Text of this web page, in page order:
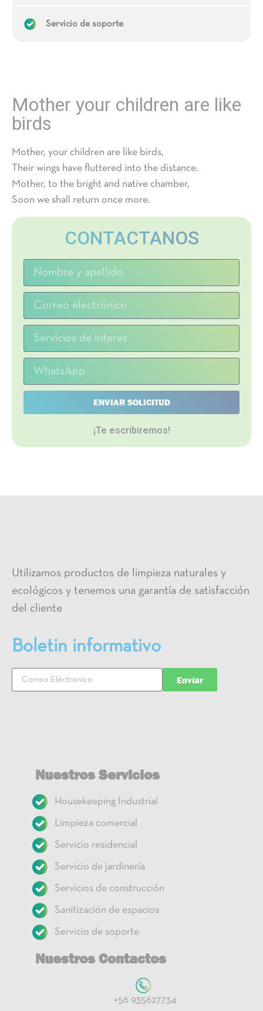
Servicio de soporte
Mother your children are like
birds
Mother, your children are like birds,
Their wings have fluttered into the distance.
Mother, to the bright and native chamber,
Soon we shall return once more.
CONTACTANOS
ENVIAR SOLICITUD
¡Te escribiremos!
Utilizamos productos de limpieza naturales y
ecológicos y tenemos una garantía de satisfacción
del cliente
Boletin informativo
Enviar
Nuestros Servicios
Housekeeping Industrial
Limpieza comercial
Servicio residencial
Servicio de jardinería
Servicios de construcción
Sanitización de espacios
Servicio de soporte
Nuestros Contactos
+56 935627734